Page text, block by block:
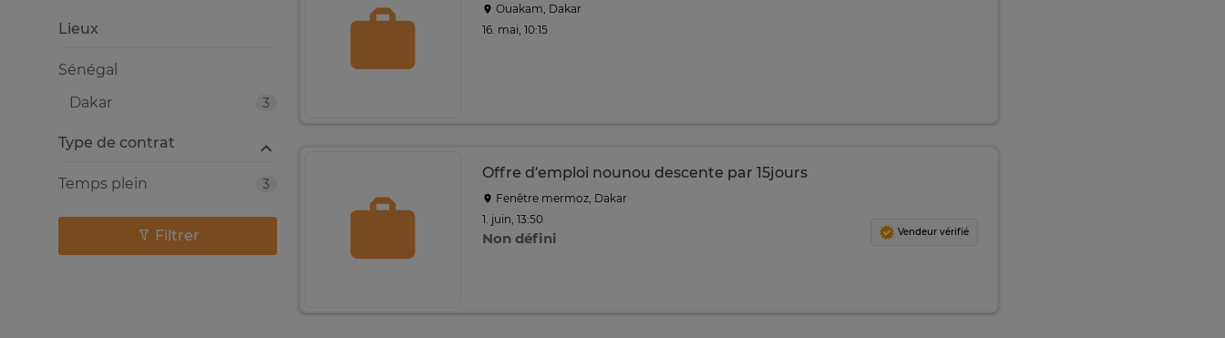
Ouakam, Dakar
16. mai, 10:15
Offre d’emploi nounou descente par 15jours
Fenêtre mermoz, Dakar
1. juin, 13:50
Non défini Vendeur vérifié
Lieux
Sénégal
3
Dakar
Type de contrat
3
Temps plein
Filtrer